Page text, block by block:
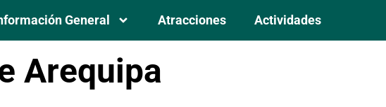
General Atracciones Actividades
Arequipa